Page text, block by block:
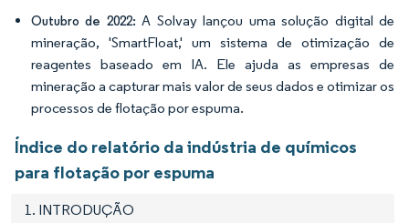
Outubro de 2022:A Solvay lançou uma solução digital de
mineração, 'SmartFloat,' um sistema de otimização de
reagentes baseado em IA. Ele ajuda as empresas de
mineração a capturar mais valor de seus dados e otimizar os
processos de flotação por espuma.
Índice do relatório da indústria de químicos
para flotação por espuma
1. INTRODUÇÃO